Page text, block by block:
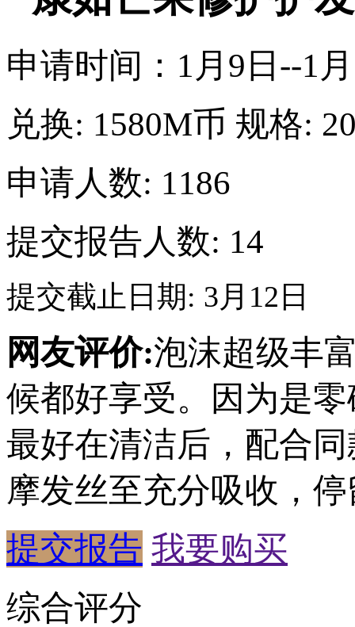
申请时间：1月9日--1
兑换: 1580M币 规格:
申请人数: 1186
提交报告人数: 14
提交截止日期: 3月12日
网友评价:泡沫超级丰
候都好享受。因为是
最好在清洁后，配合
摩发丝至充分吸收，
提交报告 我要购买
综合评分